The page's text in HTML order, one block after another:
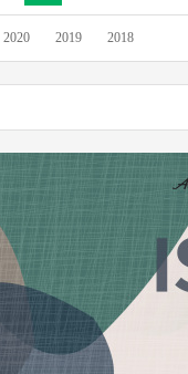
2020 2019 2018